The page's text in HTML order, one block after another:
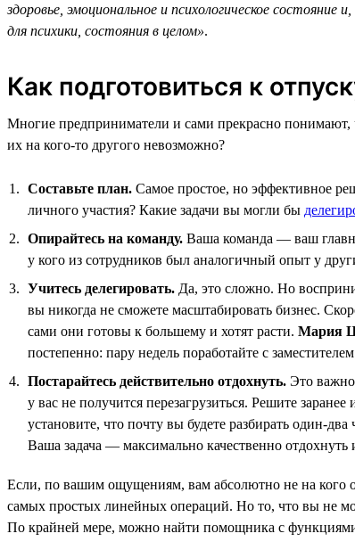
здоровье, эмоциональное и психологическое
для психики, состояния в целом».
Как подготовиться к
Многие предприниматели и сами прекрасно понимают,
их на кого-то другого невозможно?
Составьте план. Самое простое, но эффективное
личного участия? Какие задачи вы могли бы
Опирайтесь на команду. Ваша команда — ваш
у кого из сотрудников был аналогичный опыт у
Учитесь делегировать. Да, это сложно. Но
вы никогда не сможете масштабировать бизнес.
сами они готовы к большему и хотят расти. Мария
постепенно: пару недель поработайте с
Постарайтесь действительно отдохнуть. Это
у вас не получится перезагрузиться. Решите
установите, что почту вы будете разбирать один-
Ваша задача — максимально качественно
Если, по вашим ощущениям, вам абсолютно не на кого
самых простых линейных операций. Но то, что вы не
По крайней мере, можно найти помощника с